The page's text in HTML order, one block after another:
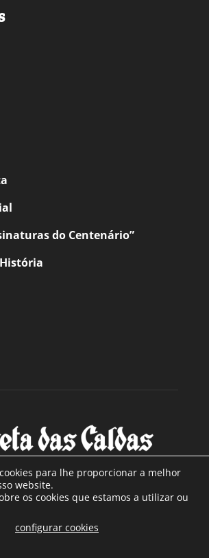
do Centenário”
SOBRE NÓS
da Rainha e mais de 90 anos de
para lhe proporcionar a melhor
website.
os cookies que estamos a utilizar ou
configurar cookies